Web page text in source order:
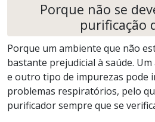
Porque não se
purificação
Porque um ambiente que não
bastante prejudicial à saúde.
e outro tipo de impurezas pode
problemas respiratórios, pelo
purificador sempre que se